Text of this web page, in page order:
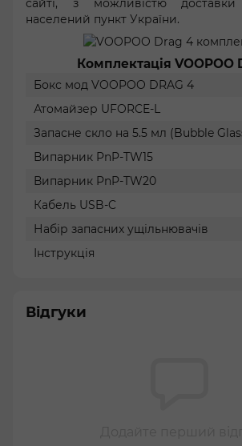
сайті, з можливістю
населений пункт України.
Комплектація VOOPOO
Бокс мод VOOPOO DRAG 4
Атомайзер UFORCE-L
Запасне скло на 5.5 мл (Bubble
Випарник PnP-TW15
Випарник PnP-TW20
Кабель USB-C
Набір запасних ущільнювачів
Інструкція
Відгуки